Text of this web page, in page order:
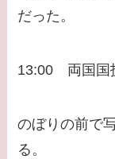
だった。
13:00 両国国
のぼりの前で
る。